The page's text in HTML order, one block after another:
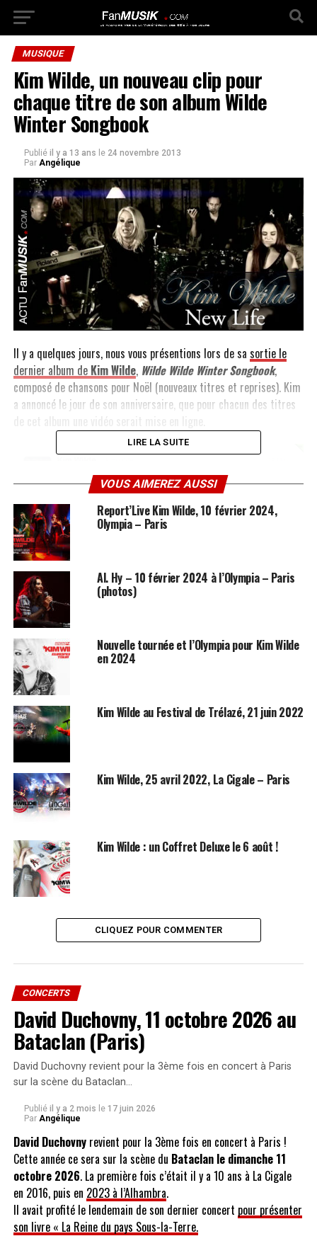
MUSIQUE
Kim Wilde, un nouveau clip pour
chaque titre de son album Wilde
Winter Songbook
Publié il y a 13 ans le 24 novembre 2013
Par Angélique
Il y a quelques jours, nous vous présentions lors de sa sortie le
dernier album de Kim Wilde, Wilde Wilde Winter Songbook,
composé de chansons pour Noël (nouveaux titres et reprises). Kim
a annoncé le jour de son anniversaire, que pour chacun des titres
AprèsWhite winter hymnal(voir ici), voici le clip pour la nouvelle
chansonNew Life
around the Christmas treemais seulement pour le Royaume-Uni,
l’Allemagne, la Suisse et l’Autriche.
Mise à jour du 29/11
Le clipRockin’ around the Christmas tree
la France
LIRE LA SUITE
VOUS AIMEREZ AUSSI
Report’Live Kim Wilde, 10 février 2024,
Olympia – Paris
Al. Hy – 10 février 2024 à l’Olympia – Paris
(photos)
Nouvelle tournée et l’Olympia pour Kim Wilde
en 2024
Kim Wilde au Festival de Trélazé, 21 juin 2022
Kim Wilde, 25 avril 2022, La Cigale – Paris
Kim Wilde : un Coffret Deluxe le 6 août !
CLIQUEZ POUR COMMENTER
CONCERTS
David Duchovny, 11 octobre 2026 au
Bataclan (Paris)
David Duchovny revient pour la 3ème fois en concert à Paris
sur la scène du Bataclan…
Publié il y a 2 mois le 17 juin 2026
Par Angélique
David Duchovnyrevient pour la 3ème fois en concert à Paris !
Cette année ce sera sur la scène du Bataclan le dimanche 11
octobre 2026. La première fois c’était il y a 10 ans à La Cigale
en 2016, puis en 2023 à l’Alhambra.
Il avait profité le lendemain de son dernier concert pour présenter
son livre « La Reine du pays Sous-la-Terre.